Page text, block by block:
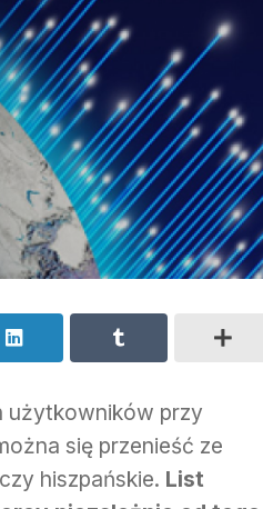
użytkowników przy
się przenieść ze
hiszpańskie. List